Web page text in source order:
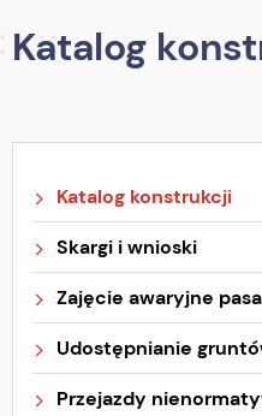
Katalog
Katalog konstrukcji
Skargi i wnioski
Zajęcie awaryjne
Udostępnianie
Przejazdy